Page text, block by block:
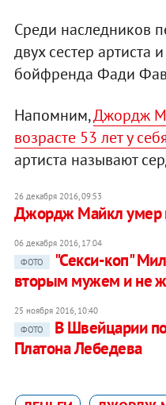
Среди наследников
двух сестер артиста
бойфренда Фади
Напомним,Джордж
возрасте 53 лет у
артиста называют
26 декабря 2016, 09:53
Джордж Майкл умер
06 декабря 2016, 17:04
ФОТО
"Секси-коп"
вторым мужем и не
25 ноября 2016, 10:40
ФОТО
В Швейцарии
Платона Лебедева